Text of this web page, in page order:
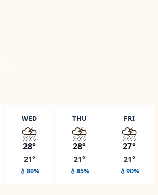
WED
⛈️
28°
21°
💧80%
THU
⛈️
28°
21°
💧85%
FRI
⛈️
27°
21°
💧90%